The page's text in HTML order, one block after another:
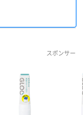
スポンサー